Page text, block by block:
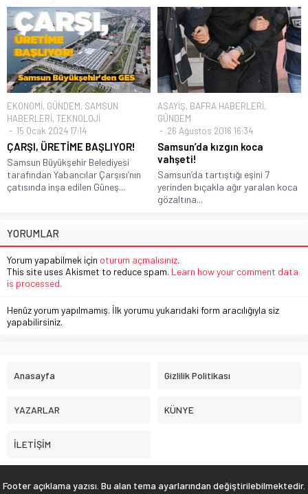
EKONOMİ, GÜNDEM, SAMSUN
HABERLERİ, TEKNOLOJİ
15 Ocak 2024 17:14
ÇARŞI, ÜRETİME BAŞLIYOR!
Samsun Büyükşehir Belediyesi
tarafından Yabancılar Çarşısı’nın
çatısında inşa edilen Güneş...
ASAYİŞ, BAFRA HABERLERİ,
GÜNDEM
26 Ağustos 2016 16:34
Samsun’da kızgın koca
vahşeti!
Samsun’da tartıştığı eşini 7
yerinden bıçakla ağır yaralan koca
gözaltına...
YORUMLAR
Yorum yapabilmek için oturum açmalısınız.
This site uses Akismet to reduce spam. Learn how your comment data
is processed.
Henüz yorum yapılmamış. İlk yorumu yukarıdaki form aracılığıyla siz
yapabilirsiniz.
Anasayfa Gizlilik Politikası
YAZARLAR KÜNYE
İLETİŞİM
Footer açıklama yazısı. Bu alan tema ayarlarından değiştirilebilmektedir.